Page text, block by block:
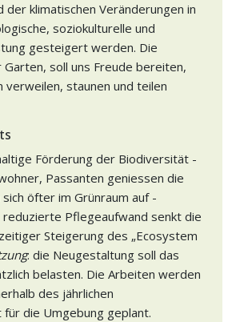
der klimatischen Veränderungen in
soziokulturelle und
gesteigert werden. Die
Garten, soll uns Freude bereiten,
verweilen, staunen und teilen
Förderung der Biodiversität -
Passanten geniessen die
öfter im Grünraum auf -
reduzierte Pflegeaufwand senkt die
Steigerung des „Ecosystem
: die Neugestaltung soll das
belasten. Die Arbeiten werden
des jährlichen
die Umgebung geplant.